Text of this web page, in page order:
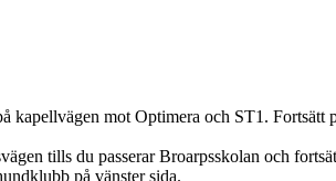
kapellvägen mot Optimera och ST1.
tills du passerar Broarpsskolan och
på vänster sida.